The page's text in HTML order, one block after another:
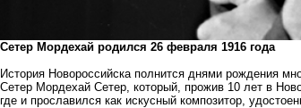
Сетер Мордехай родился 26 февраля 1916 года
История Новороссийска полнится днями рождения
Сетер Мордехай Сетер, который, прожив 10 лет в
где и прославился как искусный композитор,